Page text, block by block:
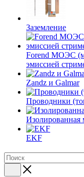
Заземление
Forend МОЭС
эмиссией
Zandz и Galmar
Проводники
Изолированная
EKF